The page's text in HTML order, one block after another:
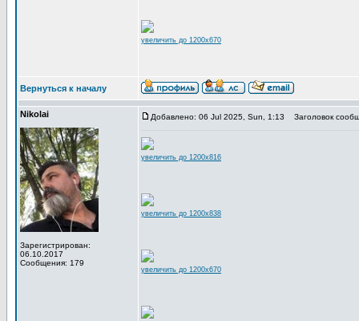
увеличить до 1200x670
Вернуться к началу
Nikolai
Зарегистрирован:
06.10.2017
Сообщения: 179
Добавлено: 06 Jul 2025, Sun, 1:13 Заголовок
увеличить до 1200x816
увеличить до 1200x838
увеличить до 1200x670